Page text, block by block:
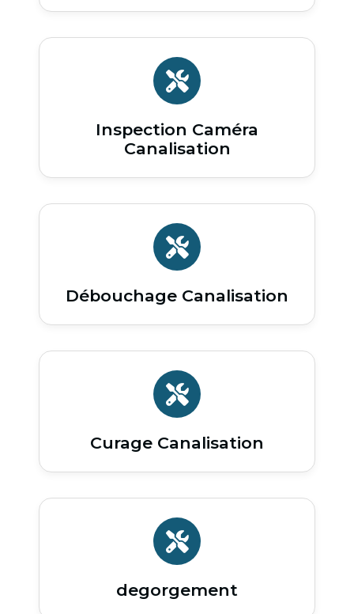
Inspection Caméra
Canalisation
Débouchage Canalisation
Curage Canalisation
degorgement